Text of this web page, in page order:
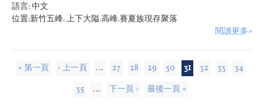
語言: 中文
位置:新竹五峰. 上下大隘.高峰.賽夏族現存聚落
閱讀更多»
頁面
« 第一頁 ‹ 上一頁 … 27 28 29 30 31 32 33
34
35
… 下一頁 › 最後一頁 »